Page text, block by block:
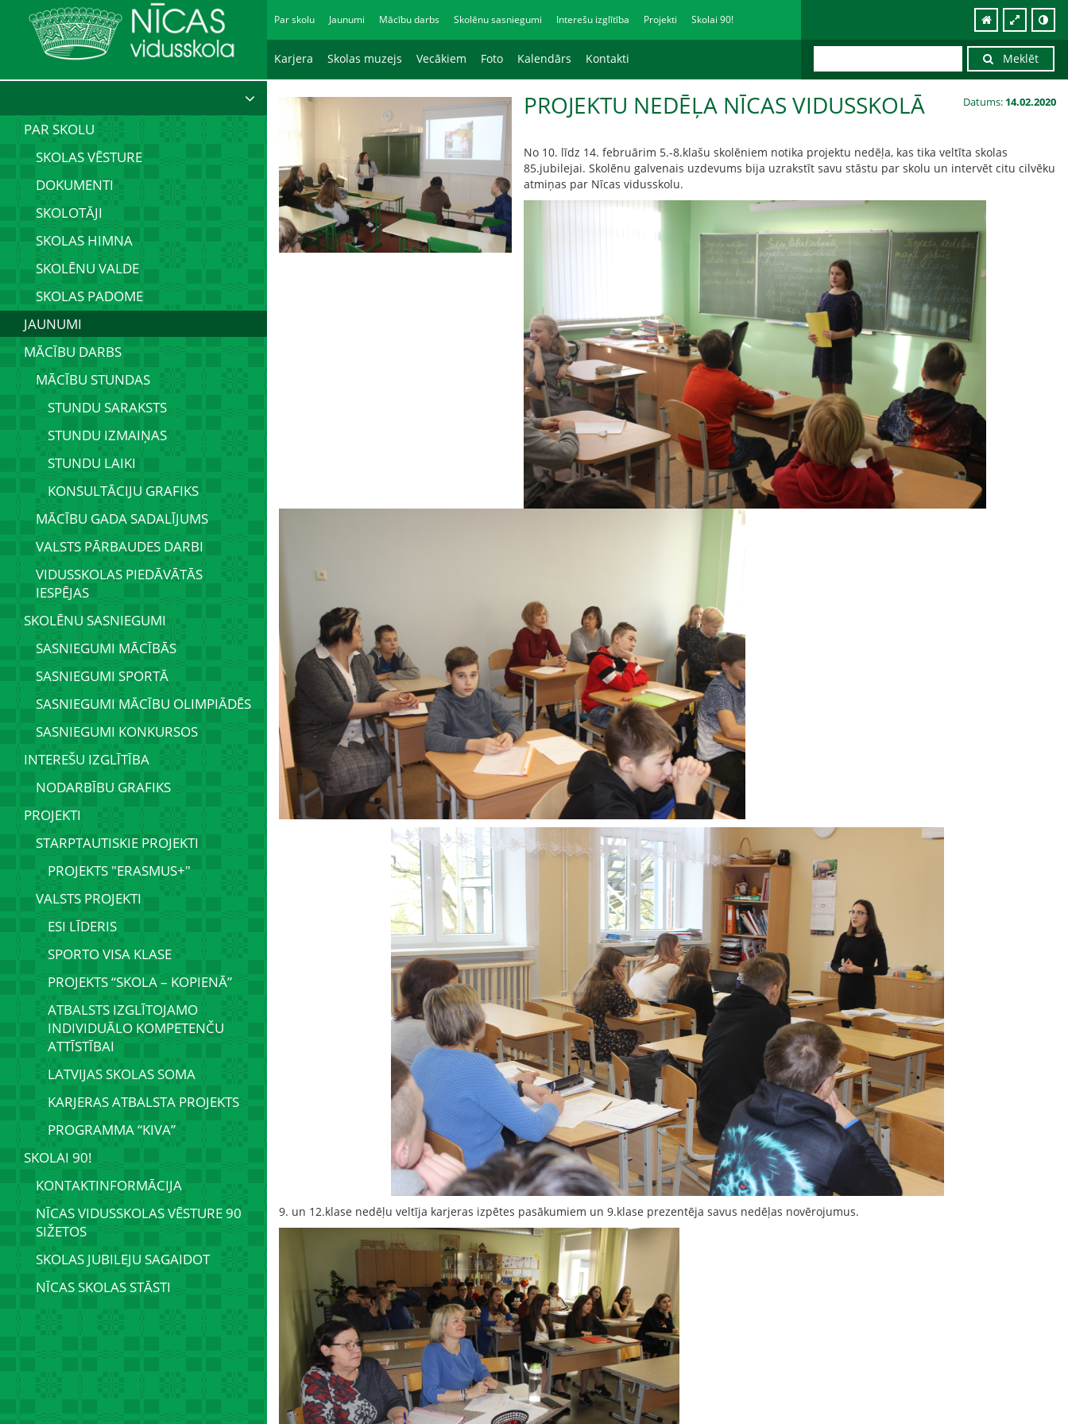
Meklēt
Par skolu Jaunumi Mācību darbs Skolēnu sasniegumi Interešu izglītība Projekti Skolai 90!
Karjera Skolas muzejs Vecākiem Foto Kalendārs Kontakti
PAR SKOLU
SKOLAS VĒSTURE
DOKUMENTI
SKOLOTĀJI
SKOLAS HIMNA
SKOLĒNU VALDE
SKOLAS PADOME
JAUNUMI
MĀCĪBU DARBS
MĀCĪBU STUNDAS
STUNDU SARAKSTS
STUNDU IZMAIŅAS
STUNDU LAIKI
KONSULTĀCIJU GRAFIKS
MĀCĪBU GADA SADALĪJUMS
VALSTS PĀRBAUDES DARBI
VIDUSSKOLAS PIEDĀVĀTĀS
IESPĒJAS
SKOLĒNU SASNIEGUMI
SASNIEGUMI MĀCĪBĀS
SASNIEGUMI SPORTĀ
SASNIEGUMI MĀCĪBU OLIMPIĀDĒS
SASNIEGUMI KONKURSOS
INTEREŠU IZGLĪTĪBA
NODARBĪBU GRAFIKS
PROJEKTI
STARPTAUTISKIE PROJEKTI
PROJEKTS "ERASMUS+"
VALSTS PROJEKTI
ESI LĪDERIS
SPORTO VISA KLASE
PROJEKTS “SKOLA – KOPIENĀ”
ATBALSTS IZGLĪTOJAMO
INDIVIDUĀLO KOMPETENČU
ATTĪSTĪBAI
LATVIJAS SKOLAS SOMA
KARJERAS ATBALSTA PROJEKTS
PROGRAMMA “KIVA”
SKOLAI 90!
KONTAKTINFORMĀCIJA
NĪCAS VIDUSSKOLAS VĒSTURE 90
SIŽETOS
SKOLAS JUBILEJU SAGAIDOT
NĪCAS SKOLAS STĀSTI
Datums: 14.02.2020
PROJEKTU NEDĒĻA NĪCAS VIDUSSKOLĀ
No 10. līdz 14. februārim 5.-8.klašu skolēniem notika projektu nedēļa, kas tika veltīta skolas
85.jubilejai. Skolēnu galvenais uzdevums bija uzrakstīt savu stāstu par skolu un intervēt citu cilvēku
atmiņas par Nīcas vidusskolu.
9. un 12.klase nedēļu veltīja karjeras izpētes pasākumiem un 9.klase prezentēja savus nedēļas novērojumus.